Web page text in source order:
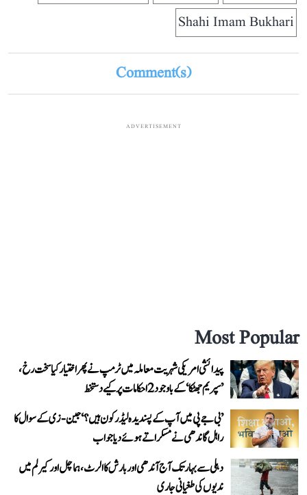
Shahi Imam Bukhari
Comment(s)
ADVERTISEMENT
Most Popular
پیدائشی امریکی شہریت معاملہ میں ٹرمپ نے پھر اختیار کیا سخت رخ،
’سپریم جھٹکا‘ کے باوجود 2 احکامات پر کیے دستخط
’بی جے پی میں آپ کے پسندیدہ لیڈر کون ہیں؟‘ جین-زی کے سوال کا
راہل گاندھی نے مسکراتے ہوئے دیا جواب
دہلی سے بہار تک آج آندھی اور بارش کا الرٹ، ہماچل اور کیرلم میں
ندیوں کی طغیانی جاری